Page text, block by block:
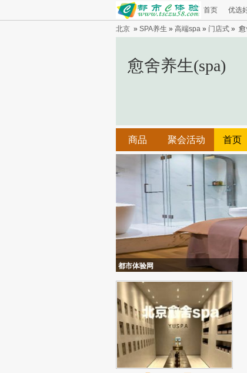
首页 优选
北京 » SPA养生 » 高端spa » 门店式 » 愈
愈舍养生(spa)
商品 聚会活动 首页
都市体验网